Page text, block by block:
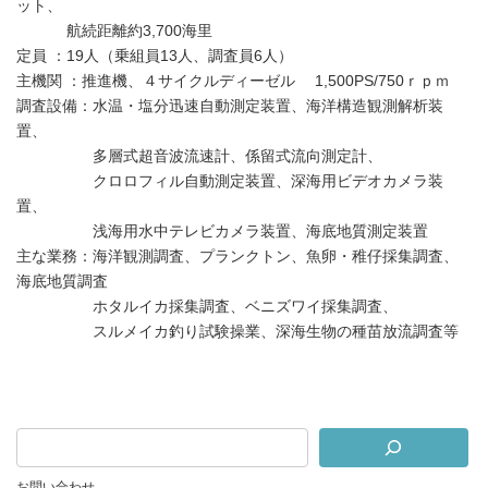
ット、
航続距離約3,700海里
定員 ：19人（乗組員13人、調査員6人）
主機関 ：推進機、４サイクルディーゼル 1,500PS/750ｒｐｍ
調査設備：水温・塩分迅速自動測定装置、海洋構造観測解析装
置、
多層式超音波流速計、係留式流向測定計、
クロロフィル自動測定装置、深海用ビデオカメラ装
置、
浅海用水中テレビカメラ装置、海底地質測定装置
主な業務：海洋観測調査、プランクトン、魚卵・稚仔採集調査、
海底地質調査
ホタルイカ採集調査、ベニズワイ採集調査、
スルメイカ釣り試験操業、深海生物の種苗放流調査等